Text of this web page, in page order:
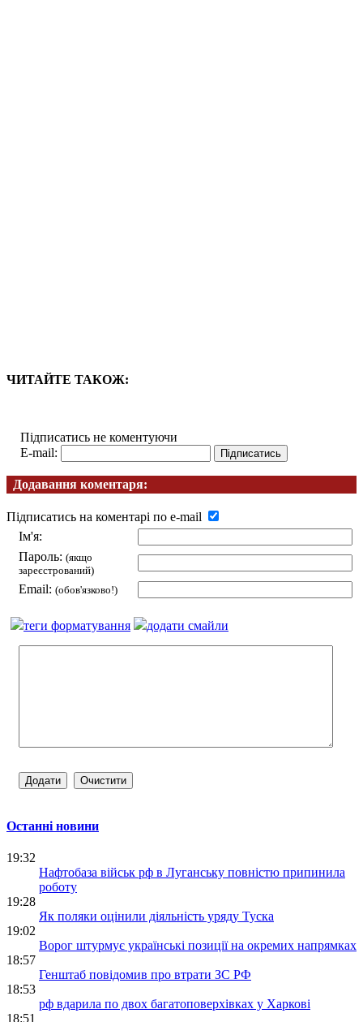
ЧИТАЙТЕ ТАКОЖ:
Підписатись не коментуючи
E-mail:
Додавання коментаря:
Підписатись на коментарі по e-mail
Ім'я:
Пароль: (якщо
зареєстрований)
Email: (обов'язково!)
теги форматування додати смайли
Останні новини
19:32
Нафтобаза військ рф в Луганську повністю припинила
роботу
19:28
Як поляки оцінили діяльність уряду Туска
19:02
Ворог штурмує українські позиції на окремих напрямках
18:57
Генштаб повідомив про втрати ЗС РФ
18:53
рф вдарила по двох багатоповерхівках у Харкові
18:51